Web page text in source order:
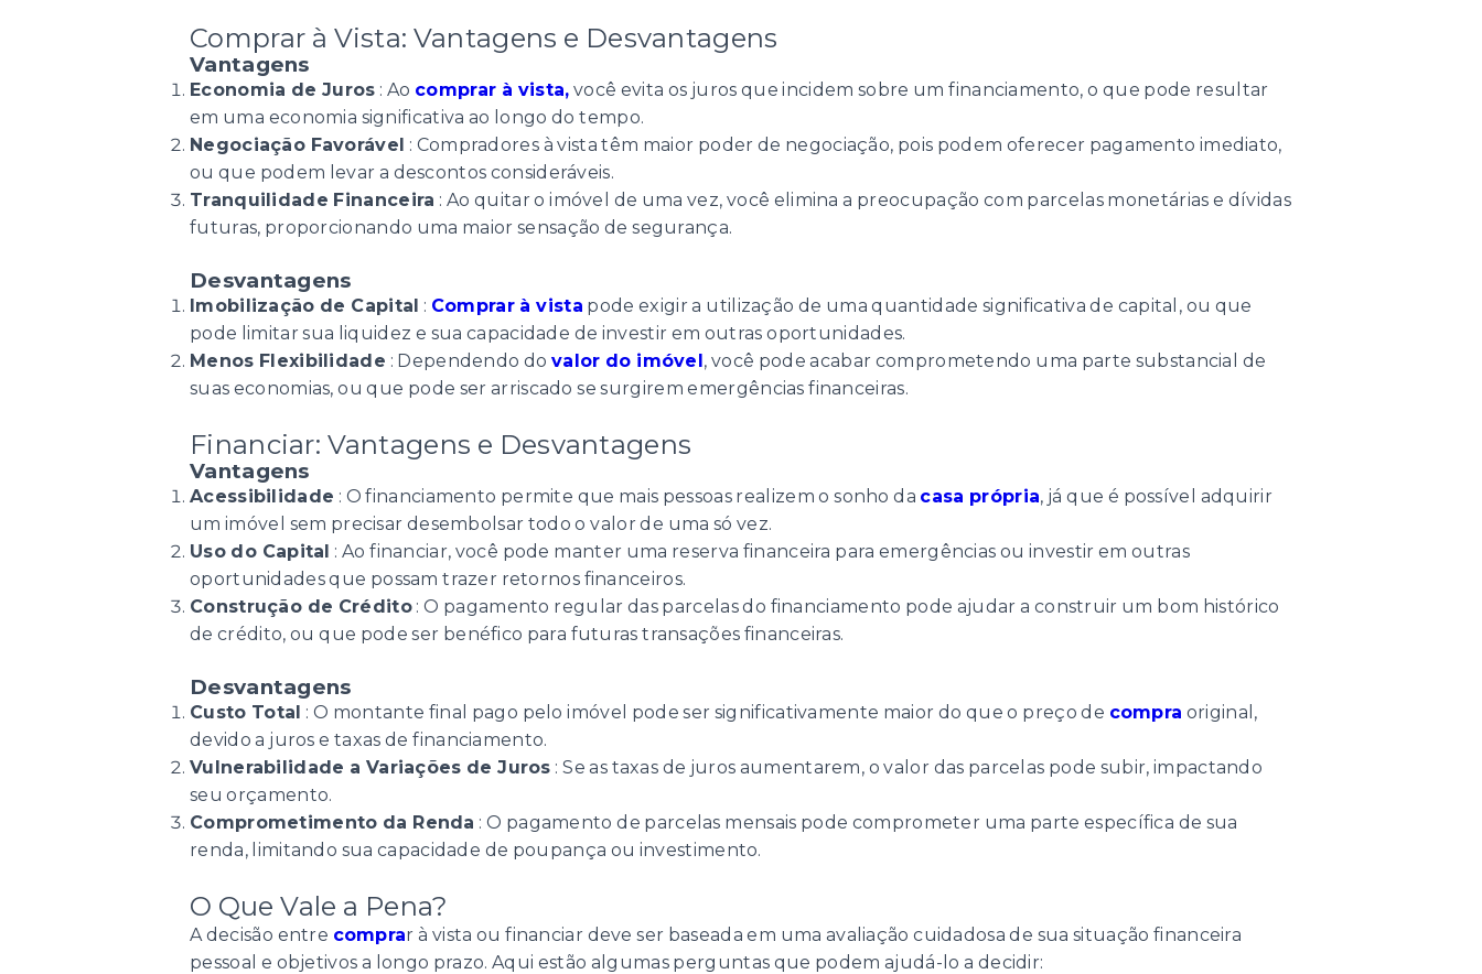
Comprar à Vista: Vantagens e Desvantagens
Vantagens
Economia de Juros : Ao comprar à vista, você evita os juros que incidem sobre um financiamento, o que pode resultar
em uma economia significativa ao longo do tempo.
Negociação Favorável : Compradores à vista têm maior poder de negociação, pois podem oferecer pagamento imediato,
ou que podem levar a descontos consideráveis.
Tranquilidade Financeira : Ao quitar o imóvel de uma vez, você elimina a preocupação com parcelas monetárias e dívidas
futuras, proporcionando uma maior sensação de segurança.
Desvantagens
Imobilização de Capital : Comprar à vista pode exigir a utilização de uma quantidade significativa de capital, ou que
pode limitar sua liquidez e sua capacidade de investir em outras oportunidades.
Menos Flexibilidade : Dependendo dovalor do imóvel, você pode acabar comprometendo uma parte substancial de
suas economias, ou que pode ser arriscado se surgirem emergências financeiras.
Financiar: Vantagens e Desvantagens
Vantagens
Acessibilidade : O financiamento permite que mais pessoas realizem o sonho da casa própria, já que é possível adquirir
um imóvel sem precisar desembolsar todo o valor de uma só vez.
Uso do Capital : Ao financiar, você pode manter uma reserva financeira para emergências ou investir em outras
oportunidades que possam trazer retornos financeiros.
Construção de Crédito: O pagamento regular das parcelas do financiamento pode ajudar a construir um bom histórico
de crédito, ou que pode ser benéfico para futuras transações financeiras.
Desvantagens
Custo Total : O montante final pago pelo imóvel pode ser significativamente maior do que o preço de compra original,
devido a juros e taxas de financiamento.
Vulnerabilidade a Variações de Juros : Se as taxas de juros aumentarem, o valor das parcelas pode subir, impactando
seu orçamento.
Comprometimento da Renda : O pagamento de parcelas mensais pode comprometer uma parte específica de sua
renda, limitando sua capacidade de poupança ou investimento.
O Que Vale a Pena?
A decisão entre comprar à vista ou financiar deve ser baseada em uma avaliação cuidadosa de sua situação financeira
pessoal e objetivos a longo prazo. Aqui estão algumas perguntas que podem ajudá-lo a decidir: